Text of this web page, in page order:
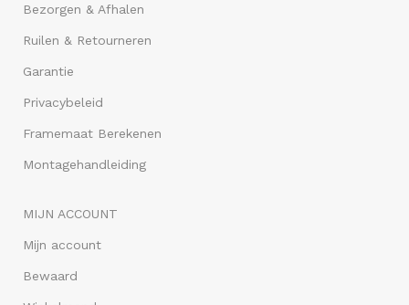
Bezorgen & Afhalen
Ruilen & Retourneren
Garantie
Privacybeleid
Framemaat Berekenen
Montagehandleiding
MIJN ACCOUNT
Mijn account
Bewaard